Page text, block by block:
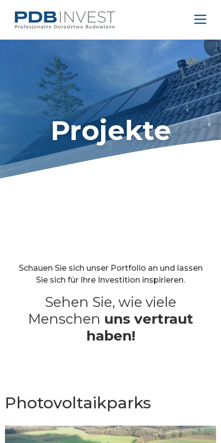
Projekte
Schauen Sie sich unser Portfolio an und lassen
Sie sich für Ihre Investition inspirieren.
Sehen Sie, wie viele
Menschen uns vertraut
haben!
Photovoltaikparks